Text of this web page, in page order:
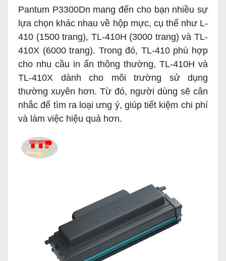
Pantum P3300Dn mang đến cho bạn nhiều sự
lựa chọn khác nhau về hộp mực, cụ thể như L-
410 (1500 trang), TL-410H (3000 trang) và TL-
410X (6000 trang). Trong đó, TL-410 phù hợp
cho nhu cầu in ấn thông thường, TL-410H và
TL-410X dành cho môi trường sử dụng
thường xuyên hơn. Từ đó, người dùng sẽ cân
nhắc để tìm ra loại ưng ý, giúp tiết kiệm chi phí
và làm việc hiệu quả hơn.